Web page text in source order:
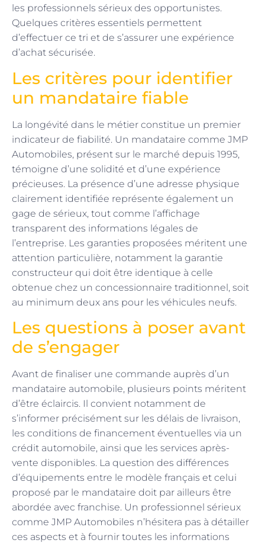
les professionnels sérieux des opportunistes.
Quelques critères essentiels permettent
d’effectuer ce tri et de s’assurer une expérience
d’achat sécurisée.
Les critères pour identifier
un mandataire fiable
La longévité dans le métier constitue un premier
indicateur de fiabilité. Un mandataire comme JMP
Automobiles, présent sur le marché depuis 1995,
témoigne d’une solidité et d’une expérience
précieuses. La présence d’une adresse physique
clairement identifiée représente également un
gage de sérieux, tout comme l’affichage
transparent des informations légales de
l’entreprise. Les garanties proposées méritent une
attention particulière, notamment la garantie
constructeur qui doit être identique à celle
obtenue chez un concessionnaire traditionnel, soit
au minimum deux ans pour les véhicules neufs.
Les questions à poser avant
de s’engager
Avant de finaliser une commande auprès d’un
mandataire automobile, plusieurs points méritent
d’être éclaircis. Il convient notamment de
s’informer précisément sur les délais de livraison,
les conditions de financement éventuelles via un
crédit automobile, ainsi que les services après-
vente disponibles. La question des différences
d’équipements entre le modèle français et celui
proposé par le mandataire doit par ailleurs être
abordée avec franchise. Un professionnel sérieux
comme JMP Automobiles n’hésitera pas à détailler
ces aspects et à fournir toutes les informations